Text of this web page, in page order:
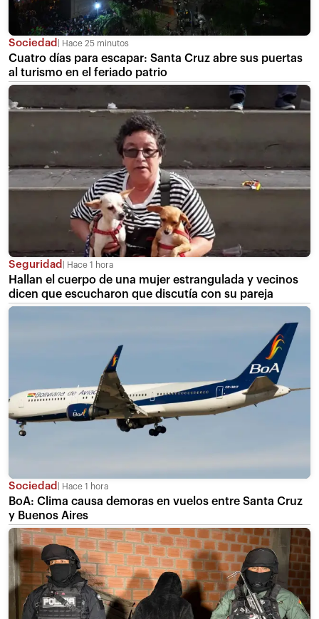
Sociedad Hace 25 minutos
Cuatro días para escapar: Santa Cruz abre sus puertas
al turismo en el feriado patrio
Seguridad Hace 1 hora
Hallan el cuerpo de una mujer estrangulada y vecinos
dicen que escucharon que discutía con su pareja
Sociedad Hace 1 hora
BoA: Clima causa demoras en vuelos entre Santa Cruz
y Buenos Aires